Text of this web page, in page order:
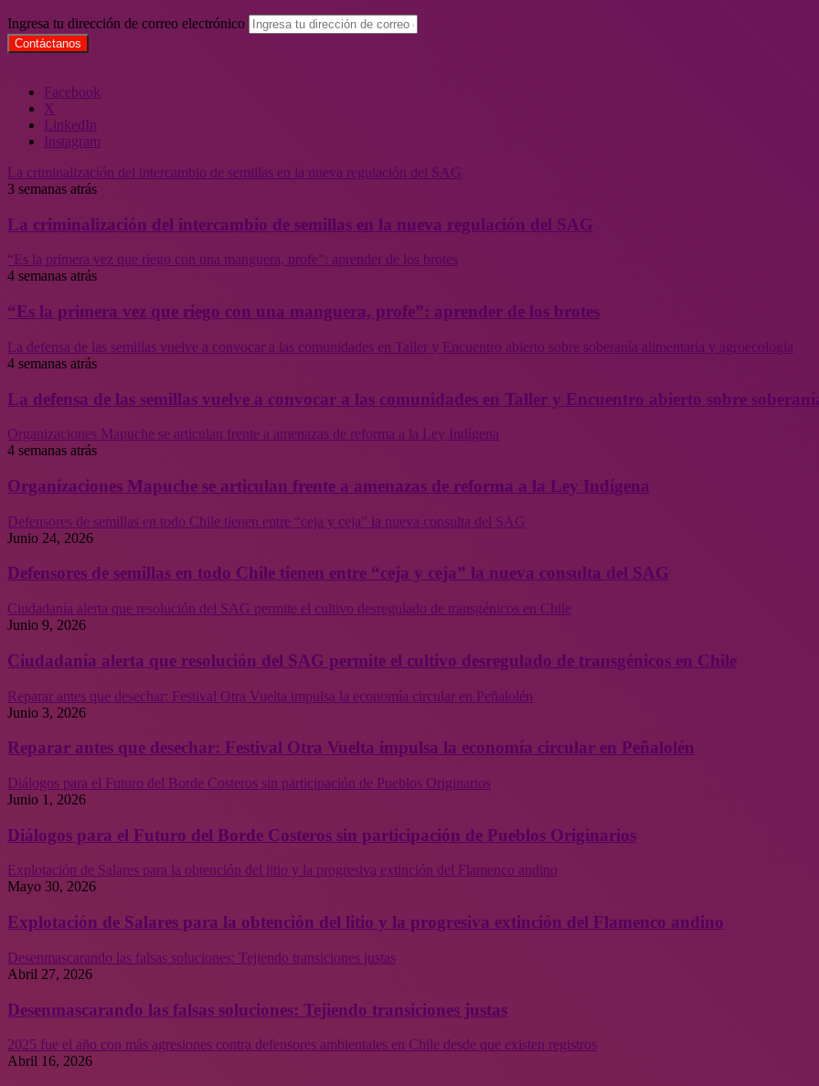
Ingresa tu dirección de correo electrónico
Facebook
X
LinkedIn
Instagram
La criminalización del intercambio de semillas en la nueva regulación del SAG
3 semanas atrás
La criminalización del intercambio de semillas en la nueva regulación del SAG
“Es la primera vez que riego con una manguera, profe”: aprender de los brotes
4 semanas atrás
“Es la primera vez que riego con una manguera, profe”: aprender de los brotes
La defensa de las semillas vuelve a convocar a las comunidades en Taller y Encuentro abierto sobre soberanía alimentaria y agroecología
4 semanas atrás
La defensa de las semillas vuelve a convocar a las comunidades en Taller y Encuentro abierto sobre
Organizaciones Mapuche se articulan frente a amenazas de reforma a la Ley Indígena
4 semanas atrás
Organizaciones Mapuche se articulan frente a amenazas de reforma a la Ley Indígena
Defensores de semillas en todo Chile tienen entre “ceja y ceja” la nueva consulta del SAG
Junio 24, 2026
Defensores de semillas en todo Chile tienen entre “ceja y ceja” la nueva consulta del SAG
Ciudadanía alerta que resolución del SAG permite el cultivo desregulado de transgénicos en Chile
Junio 9, 2026
Ciudadanía alerta que resolución del SAG permite el cultivo desregulado de transgénicos en Chile
Reparar antes que desechar: Festival Otra Vuelta impulsa la economía circular en Peñalolén
Junio 3, 2026
Reparar antes que desechar: Festival Otra Vuelta impulsa la economía circular en Peñalolén
Diálogos para el Futuro del Borde Costeros sin participación de Pueblos Originarios
Junio 1, 2026
Diálogos para el Futuro del Borde Costeros sin participación de Pueblos Originarios
Explotación de Salares para la obtención del litio y la progresiva extinción del Flamenco andino
Mayo 30, 2026
Explotación de Salares para la obtención del litio y la progresiva extinción del Flamenco andino
Desenmascarando las falsas soluciones: Tejiendo transiciones justas
Abril 27, 2026
Desenmascarando las falsas soluciones: Tejiendo transiciones justas
2025 fue el año con más agresiones contra defensores ambientales en Chile desde que existen registros
Abril 16, 2026